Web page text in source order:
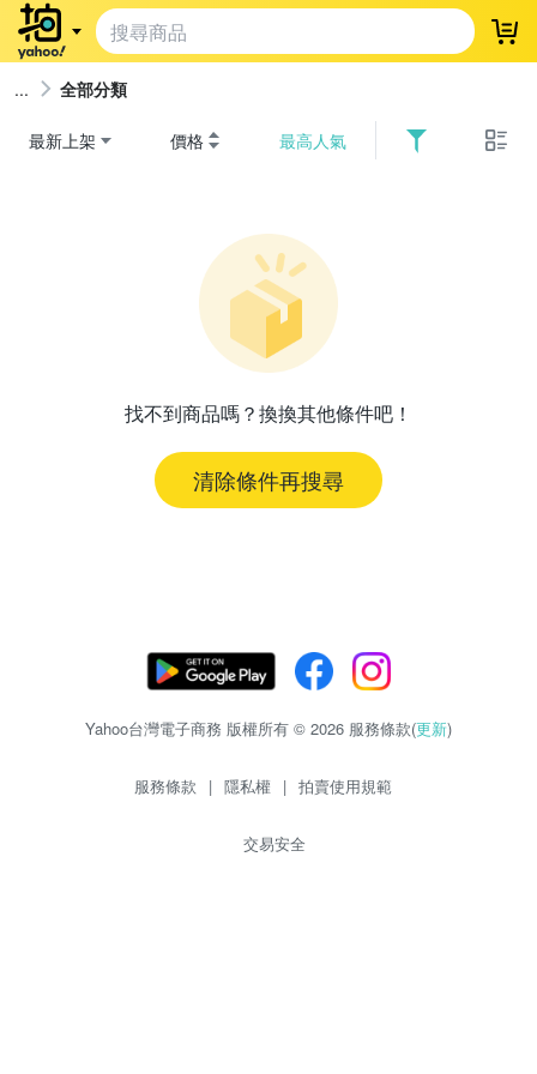
登
全部分類
最新上架 價格 最高人氣
找不到商品嗎？換換其他條件吧！
清除條件再搜尋
Yahoo台灣電子商務 版權所有 © 2026 服務條款(更新)
服務條款 | 隱私權 | 拍賣使用規範
交易安全